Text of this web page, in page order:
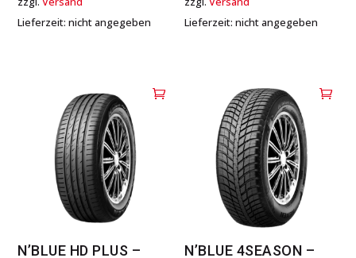
Lieferzeit: nicht angegeben
Lieferzeit: nicht angegeben
N’BLUE HD PLUS –
N’BLUE 4SEASON –